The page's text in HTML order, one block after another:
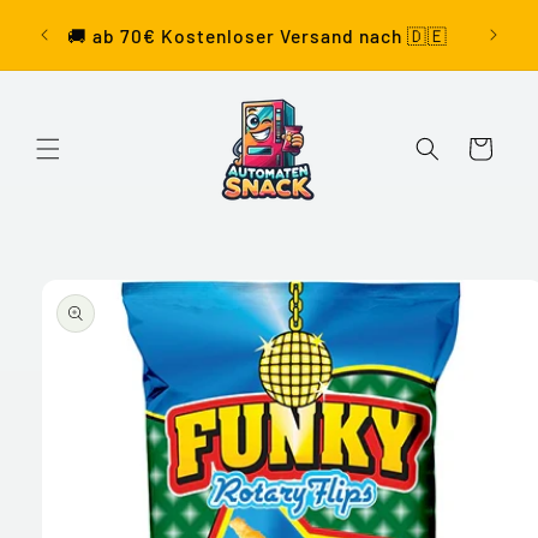
zum
Inhalt
🚚 ab 70€ Kostenloser Versand nach 🇩🇪
Warenkorb